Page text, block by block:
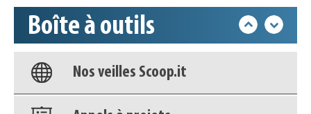
Boîte à outils
Base documentaire
Nos veilles Scoop.it